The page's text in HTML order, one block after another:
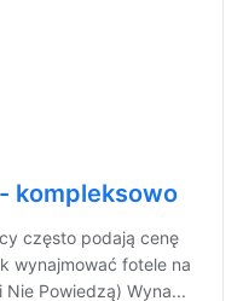
kompleksowo
często podają cenę
wynajmować fotele na
Powiedzą) Wyna...